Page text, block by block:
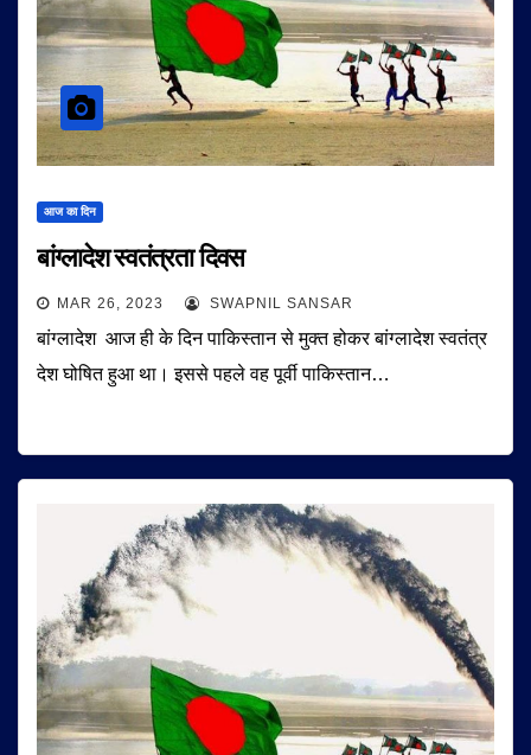
आज का दिन
बांग्लादेश स्वतंत्रता दिवस
MAR 26, 2023 SWAPNIL SANSAR
बांग्लादेश आज ही के दिन पाकिस्तान से मुक्त होकर बांग्लादेश स्वतंत्र
देश घोषित हुआ था। इससे पहले वह पूर्वी पाकिस्तान…